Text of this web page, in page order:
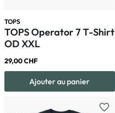
TOPS
TOPS Operator 7 T-Shirt
OD XXL
29,00 CHF
Ajouter au panier
favorite_border